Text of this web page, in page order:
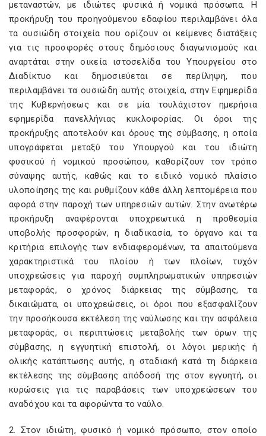
μεταναστών, με ιδιώτες φυσικά ή νομικά πρόσωπα. Η
προκήρυξη του προηγούμενου εδαφίου περιλαμβάνει όλα
τα ουσιώδη στοιχεία που ορίζουν οι κείμενες διατάξεις
για τις προσφορές στους δημόσιους διαγωνισμούς και
αναρτάται στην οικεία ιστοσελίδα του Υπουργείου στο
Διαδίκτυο και δημοσιεύεται σε περίληψη, που
περιλαμβάνει τα ουσιώδη αυτής στοιχεία, στην Εφημερίδα
της Κυβερνήσεως και σε μία τουλάχιστον ημερήσια
εφημερίδα πανελλήνιας κυκλοφορίας. Οι όροι της
προκήρυξης αποτελούν και όρους της σύμβασης, η οποία
υπογράφεται μεταξύ του Υπουργού και του ιδιώτη
φυσικού ή νομικού προσώπου, καθορίζουν τον τρόπο
σύναψης αυτής, καθώς και το ειδικό νομικό πλαίσιο
υλοποίησης της και ρυθμίζουν κάθε άλλη λεπτομέρεια που
αφορά στην παροχή των υπηρεσιών αυτών. Στην ανωτέρω
προκήρυξη αναφέρονται υποχρεωτικά η προθεσμία
υποβολής προσφορών, η διαδικασία, το όργανο και τα
κριτήρια επιλογής των ενδιαφερομένων, τα απαιτούμενα
χαρακτηριστικά του πλοίου ή των πλοίων, τυχόν
υποχρεώσεις για παροχή συμπληρωματικών υπηρεσιών
μεταφοράς, ο χρόνος διάρκειας της σύμβασης, τα
δικαιώματα, οι υποχρεώσεις, οι όροι που εξασφαλίζουν
την προσήκουσα εκτέλεση της ναύλωσης και την ασφάλεια
μεταφοράς, οι περιπτώσεις μεταβολής των όρων της
σύμβασης, η εγγυητική επιστολή, οι λόγοι μερικής ή
ολικής κατάπτωσης αυτής, η σταδιακή κατά τη διάρκεια
εκτέλεσης της σύμβασης απόδοσή της στον εγγυητή, οι
κυρώσεις για τις παραβάσεις των υποχρεώσεων του
αναδόχου και τα αφορώντα το ναύλο.
2. Στον ιδιώτη, φυσικό ή νομικό πρόσωπο, στον οποίο